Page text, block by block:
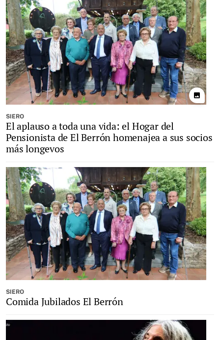
photo
SIERO
El aplauso a toda una vida: el Hogar del
Pensionista de El Berrón homenajea a sus socios
más longevos
SIERO
Comida Jubilados El Berrón